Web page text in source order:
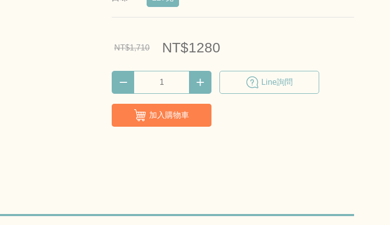
NT$1,710 NT$1280
Line詢問
加入購物車